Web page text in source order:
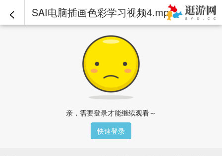
< SAI电脑插画色彩学习视频4.mp4 - 插画色彩教程-最全的SAI插画色彩运用视频教学
亲，需要登录才能继续观看～
快速登录